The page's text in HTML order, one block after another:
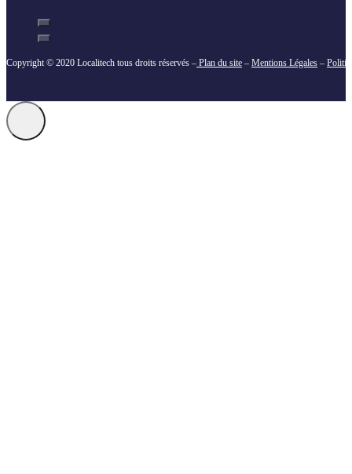
Copyright © 2020 Localitech tous droits réservés – Plan du site – Mentions Légales –